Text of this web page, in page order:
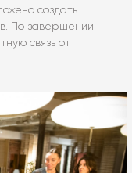
создать
По завершении
связь от